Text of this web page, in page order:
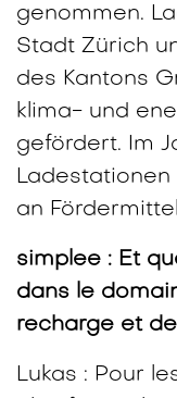
genommen.
Stadt Zürich
des Kantons
klima- und
gefördert. Im
Ladestationen
an
simplee : Et
dans le
recharge et
Lukas : Pour